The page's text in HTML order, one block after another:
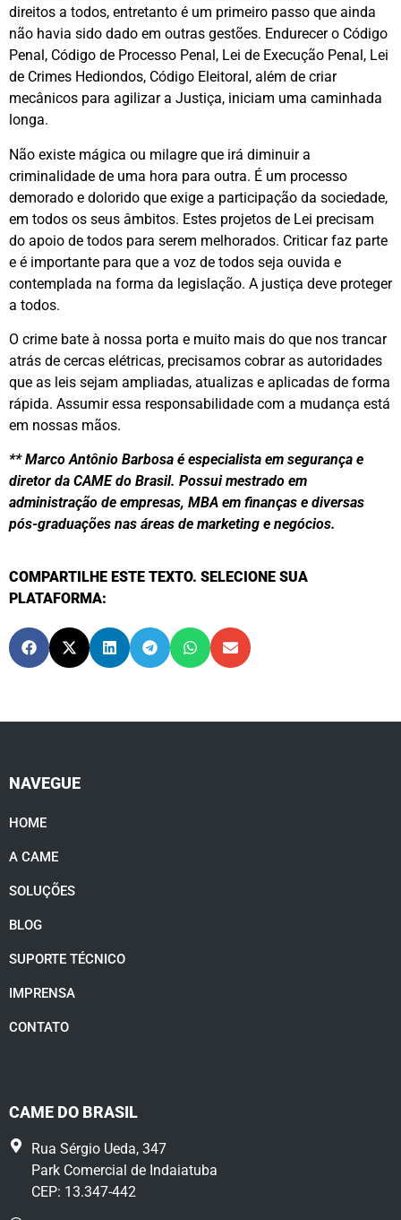
direitos a todos, entretanto é um primeiro passo que ainda
não havia sido dado em outras gestões. Endurecer o Código
Penal, Código de Processo Penal, Lei de Execução Penal, Lei
de Crimes Hediondos, Código Eleitoral, além de criar
mecânicos para agilizar a Justiça, iniciam uma caminhada
longa.
Não existe mágica ou milagre que irá diminuir a
criminalidade de uma hora para outra. É um processo
demorado e dolorido que exige a participação da sociedade,
em todos os seus âmbitos. Estes projetos de Lei precisam
do apoio de todos para serem melhorados. Criticar faz parte
e é importante para que a voz de todos seja ouvida e
contemplada na forma da legislação. A justiça deve proteger
a todos.
O crime bate à nossa porta e muito mais do que nos trancar
atrás de cercas elétricas, precisamos cobrar as autoridades
que as leis sejam ampliadas, atualizas e aplicadas de forma
rápida. Assumir essa responsabilidade com a mudança está
em nossas mãos.
** Marco Antônio Barbosa é especialista em segurança e
diretor da CAME do Brasil. Possui mestrado em
administração de empresas, MBA em finanças e diversas
pós-graduações nas áreas de marketing e negócios.
COMPARTILHE ESTE TEXTO. SELECIONE SUA
PLATAFORMA:
NAVEGUE
HOME
A CAME
SOLUÇÕES
BLOG
SUPORTE TÉCNICO
IMPRENSA
CONTATO
CAME DO BRASIL
Rua Sérgio Ueda, 347
Park Comercial de Indaiatuba
CEP: 13.347-442